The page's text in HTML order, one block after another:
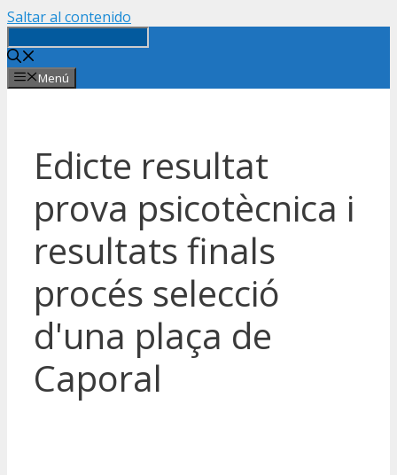
Saltar al contenido
Menú
Edicte resultat
prova psicotècnica i
resultats finals
procés selecció
d'una plaça de
Caporal